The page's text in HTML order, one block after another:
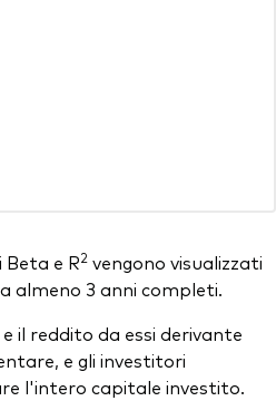
e R2 vengono visualizzati
almeno 3 anni completi.
il reddito da essi derivante
e gli investitori
l'intero capitale investito.